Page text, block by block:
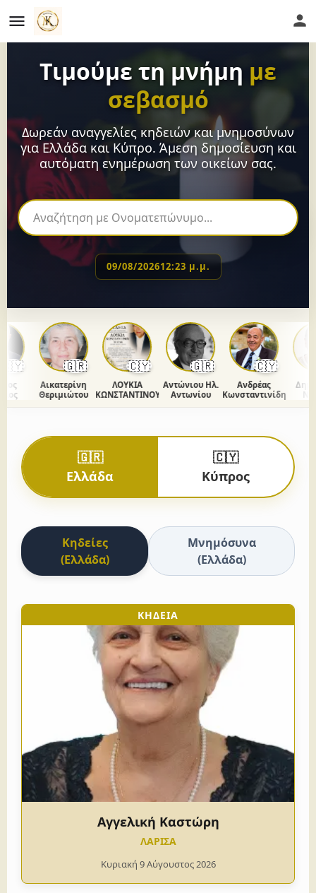
Τιμούμε τη μνήμη με
σεβασμό
Δωρεάν αναγγελίες κηδειών και μνημοσύνων
για Ελλάδα και Κύπρο. Άμεση δημοσίευση και
αυτόματη ενημέρωση των οικείων σας.
09/08/202612:23 μ.μ.
🇬🇷
Αικατερίνη
Θεριμιώτου
🇨🇾
ΛΟΥΚΙΑ
ΚΩΝΣΤΑΝΤΙΝΟΥ
🇬🇷
Αντώνιου Ηλ.
Αντωνίου
🇨🇾
Ανδρέας
Κωνσταντινίδης
🇬🇷
Ελλάδα
🇨🇾
Κύπρος
Κηδείες
(Ελλάδα)
Μνημόσυνα
(Ελλάδα)
ΚΗΔΕΙΑ
Αγγελική Καστώρη
ΛΑΡΙΣΑ
Κυριακή 9 Αύγουστος 2026